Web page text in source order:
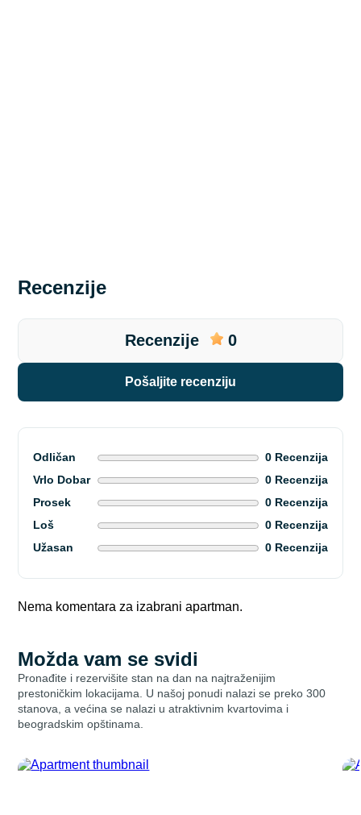
Recenzije
Recenzije 0
pošaljite recenziju
Odličan
0 Recenzija
Vrlo Dobar
0 Recenzija
Prosek
0 Recenzija
Loš
0 Recenzija
Užasan
0 Recenzija
Nema komentara za izabrani apartman.
Možda vam se svidi
Pronađite i rezervišite stan na dan na najtraženijim
prestoničkim lokacijama. U našoj ponudi nalazi se preko 300
stanova, a većina se nalazi u atraktivnim kvartovima i
beogradskim opštinama.